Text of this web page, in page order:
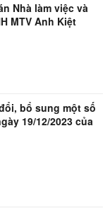
Nhà làm việc và
MTV Anh Kiệt
bổ sung một số
19/12/2023 của